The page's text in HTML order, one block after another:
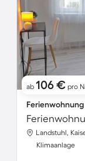
ab 106 € pro
Ferienwohnung
Landstuhl,
Klimaanlage